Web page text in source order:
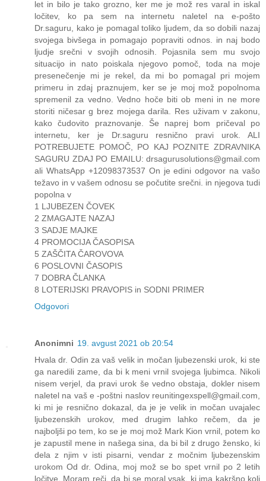
let in bilo je tako grozno, ker me je mož res varal in iskal
ločitev, ko pa sem na internetu naletel na e-pošto
Dr.saguru, kako je pomagal toliko ljudem, da so dobili nazaj
svojega bivšega in pomagajo popraviti odnos. in naj bodo
ljudje srečni v svojih odnosih. Pojasnila sem mu svojo
situacijo in nato poiskala njegovo pomoč, toda na moje
presenečenje mi je rekel, da mi bo pomagal pri mojem
primeru in zdaj praznujem, ker se je moj mož popolnoma
spremenil za vedno. Vedno hoče biti ob meni in ne more
storiti ničesar g brez mojega darila. Res uživam v zakonu,
kako čudovito praznovanje. Še naprej bom pričeval po
internetu, ker je Dr.saguru resnično pravi urok. ALI
POTREBUJETE POMOČ, PO KAJ POZNITE ZDRAVNIKA
SAGURU ZDAJ PO EMAILU: drsagurusolutions@gmail.com
ali WhatsApp +12098373537 On je edini odgovor na vašo
težavo in v vašem odnosu se počutite srečni. in njegova tudi
popolna v
1 LJUBEZEN ČOVEK
2 ZMAGAJTE NAZAJ
3 SADJE MAJKE
4 PROMOCIJA ČASOPISA
5 ZAŠČITA ČAROVOVA
6 POSLOVNI ČASOPIS
7 DOBRA ČLANKA
8 LOTERIJSKI PRAVOPIS in SODNI PRIMER
Odgovori
Anonimni 19. avgust 2021 ob 20:54
Hvala dr. Odin za vaš velik in močan ljubezenski urok, ki ste
ga naredili zame, da bi k meni vrnil svojega ljubimca. Nikoli
nisem verjel, da pravi urok še vedno obstaja, dokler nisem
naletel na vaš e -poštni naslov reunitingexspell@gmail.com,
ki mi je resnično dokazal, da je je velik in močan uvajalec
ljubezenskih urokov, med drugim lahko rečem, da je
najboljši po tem, ko se je moj mož Mark Kion vrnil, potem ko
je zapustil mene in našega sina, da bi bil z drugo žensko, ki
dela z njim v isti pisarni, vendar z močnim ljubezenskim
urokom Od dr. Odina, moj mož se bo spet vrnil po 2 letih
ločitve. Moram reči, da bi se moral vsak, ki ima kakršno koli